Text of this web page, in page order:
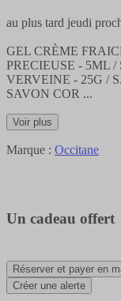
au plus tard jeudi
GEL CRÈME
PRECIEUSE - 5ML
VERVEINE - 25G /
SAVON COR ...
Voir plus
Marque : Occitane
Un cadeau offert
Réserver et payer en
Créer une alerte